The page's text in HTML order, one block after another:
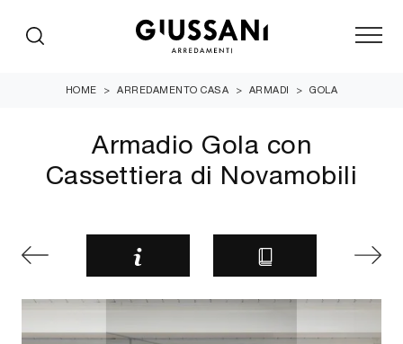
HOME > ARREDAMENTO CASA > ARMADI > GOLA
Armadio Gola con
Cassettiera di Novamobili